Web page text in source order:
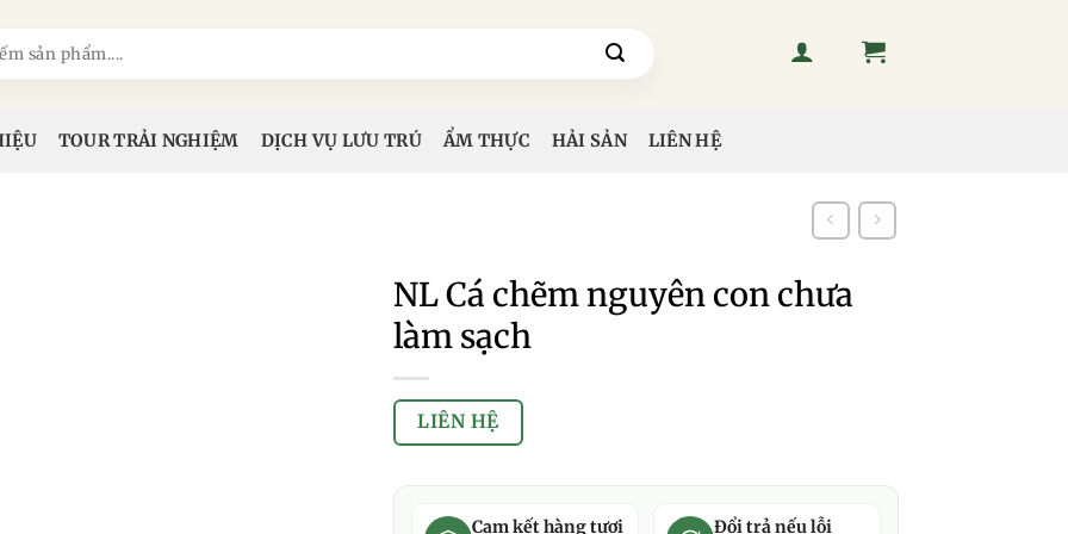
TOUR TRẢI NGHIỆM DỊCH VỤ LƯU TRÚ ẨM THỰC HẢI SẢN LIÊN HỆ
NL Cá chẽm nguyên con chưa
làm sạch
LIÊN HỆ
Cam kết hàng tươi Đổi trả nếu lỗi